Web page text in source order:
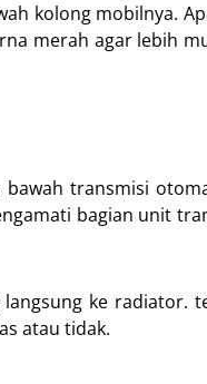
kolong mobilnya.
merah agar lebih
transmisi
bagian unit
ke radiator.
atau tidak.